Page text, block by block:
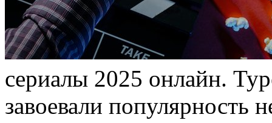
сериалы 2025 онлайн.
завоевали популярность